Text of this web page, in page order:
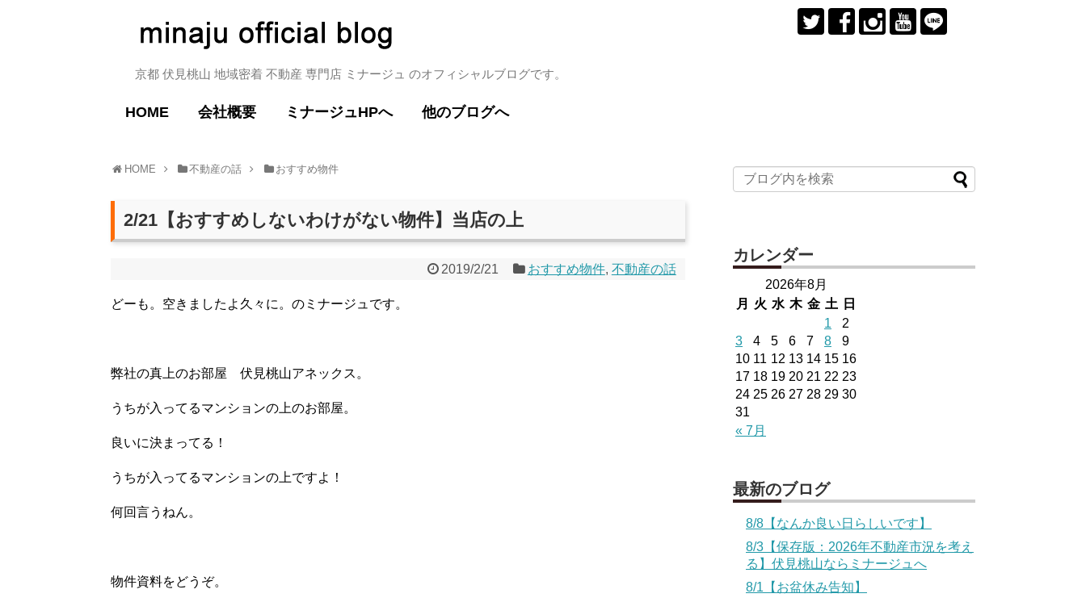
京都 伏見桃山 地域密着 不動産 専門店 ミナージュ のオフィシャルブログです。
HOME 会社概要 ミナージュHPへ 他のブログへ
HOME 不動産の話 おすすめ物件
2/21【おすすめしないわけがない物件】当店の上
2019/2/21 おすすめ物件, 不動産の話
どーも。空きましたよ久々に。のミナージュです。
弊社の真上のお部屋 伏見桃山アネックス。
うちが入ってるマンションの上のお部屋。
良いに決まってる！
うちが入ってるマンションの上ですよ！
何回言うねん。
物件資料をどうぞ。
カレンダー
2026年8月
月
火 水 木 金 土 日
« 7月
1
2
3
4 5 6 7 8
9
10 11 12 13 14 15 16
17 18 19 20 21 22 23
24 25 26 27 28 29 30
31
最新のブログ
8/8【なんか良い日らしいです】
8/3【保存版：2026年不動産市況を考え
る】伏見桃山ならミナージュへ
8/1【お盆休み告知】